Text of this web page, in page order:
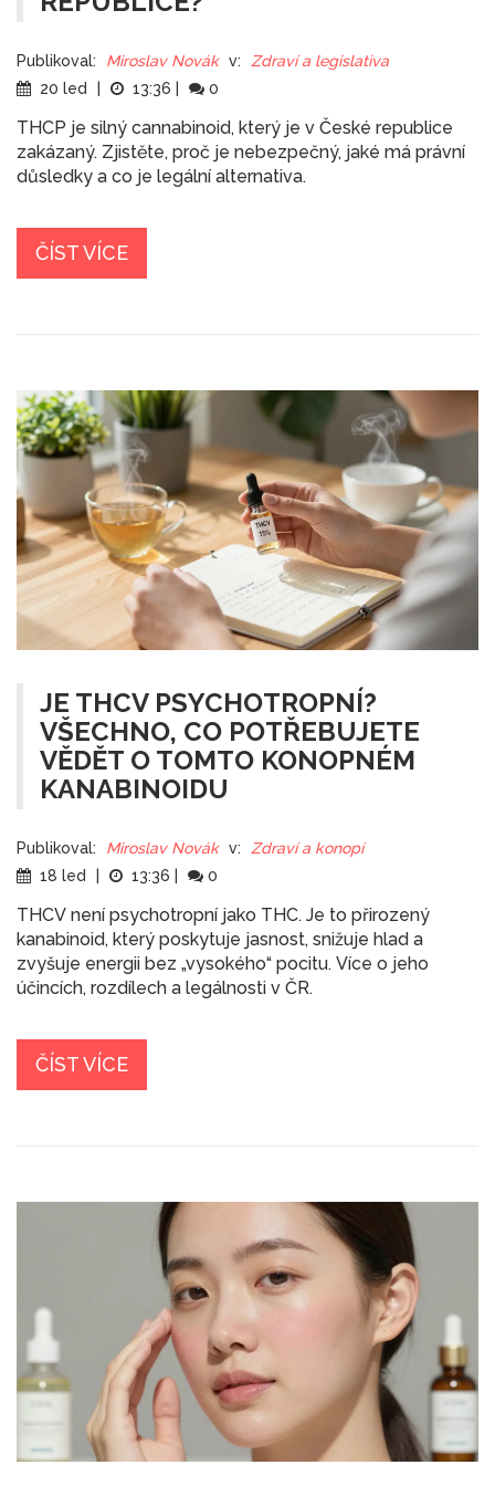
Publikoval: Miroslav Novák v:
Zdraví a legislativa
20 led
13:36 0
THCP je silný cannabinoid, který je v České republice
zakázaný. Zjistěte, proč je nebezpečný, jaké má právní
důsledky a co je legální alternativa.
ČÍST VÍCE
JE THCV PSYCHOTROPNÍ?
VŠECHNO, CO POTŘEBUJETE
VĚDĚT O TOMTO KONOPNÉM
KANABINOIDU
Publikoval: Miroslav Novák v:
Zdraví a konopí
18 led
13:36 0
THCV není psychotropní jako THC. Je to přirozený
kanabinoid, který poskytuje jasnost, snižuje hlad a
zvyšuje energii bez „vysokého“ pocitu. Více o jeho
účincích, rozdílech a legálnosti v ČR.
ČÍST VÍCE